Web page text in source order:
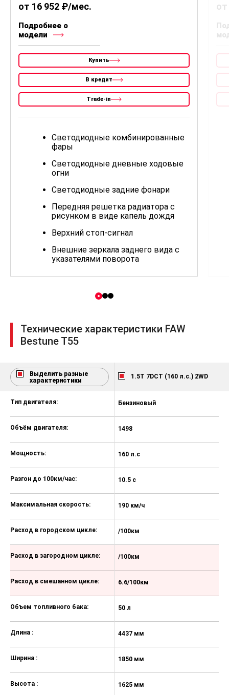
от 16 952 ₽/мес.
Подробнее о
модели
Купить
В кредит
Trade-in
Светодиодные комбинированные
фары
Светодиодные дневные ходовые
огни
Светодиодные задние фонари
Передняя решетка радиатора с
рисунком в виде капель дождя
Верхний стоп-сигнал
Внешние зеркала заднего вида с
указателями поворота
Легкосплавные диски
Нижний защитный кожух
ЖК-дисплеем
Кожаная обивка сидений салона
Средняя декоративная накладка
двери-кожа
Ручка автоматического
Отделка руля кожей
Регулировка рулевого колеса
вверх-вниз
Передний центральный
подлокотник
Электростеклоподъемники с
функцией "Auto"
Дефлекторы кондиционера на
заднем ряду
Внутреннее зеркало заднего вида
с антибликовым покрытием с
автозатемнением
Люк с электроприводом
на крыше
чтения
безопасности (сиденье водителя и
переднее пассажирское сиденье)
Технические характеристики FAW
Bestune T55
Выделить разные
характеристики
1.5T 7DCT (160 л.с.) 2WD
Тип двигателя:
Объём двигателя:
Мощность:
Разгон до 100км/час:
Максимальная скорость:
Расход в городском цикле:
Расход в загородном цикле:
Расход в смешанном цикле:
Объем топливного бака:
Длина :
Ширина :
Высота :
Бензиновый
1498
160 л.с
10.5 с
190 км/ч
/100км
/100км
6.6/100км
50 л
4437 мм
1850 мм
1625 мм